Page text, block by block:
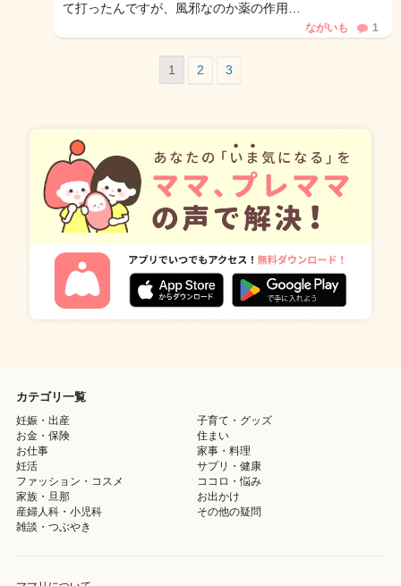
て打ったんですが、風邪なのか薬の作用…
ながいも 1
1 2 3
カテゴリ一覧
妊娠・出産
子育て・グッズ
お金・保険
住まい
お仕事
家事・料理
妊活
サプリ・健康
ファッション・コスメ
ココロ・悩み
家族・旦那
お出かけ
産婦人科・小児科
その他の疑問
雑談・つぶやき